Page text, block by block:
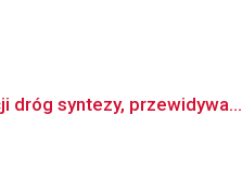
dróg syntezy, przewidywa...